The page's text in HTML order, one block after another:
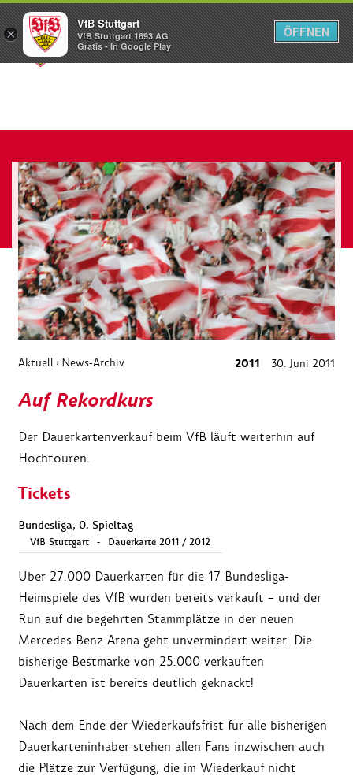
Menü
Aktuell › News-Archiv 2011 30. Juni 2011
Auf Rekordkurs
Der Dauerkartenverkauf beim VfB läuft weiterhin auf
Hochtouren.
Tickets
Bundesliga, 0. Spieltag
VfB Stuttgart - Dauerkarte 2011 / 2012
Über 27.000 Dauerkarten für die 17 Bundesliga-
Heimspiele des VfB wurden bereits verkauft – und der
Run auf die begehrten Stammplätze in der neuen
Mercedes-Benz Arena geht unvermindert weiter. Die
bisherige Bestmarke von 25.000 verkauften
Dauerkarten ist bereits deutlich geknackt!
Nach dem Ende der Wiederkaufsfrist für alle bisherigen
Dauerkarteninhaber stehen allen Fans inzwischen auch
die Plätze zur Verfügung, die im Wiederkauf nicht
×
VfB Stuttgart
VfB Stuttgart 1893 AG
Gratis - In Google Play
ÖFFNEN